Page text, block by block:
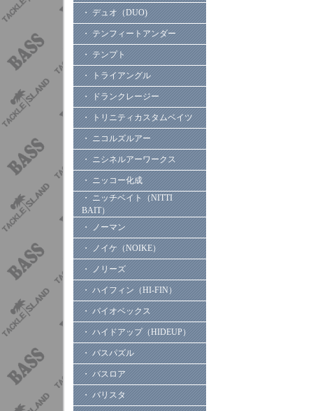
・ デュオ（DUO)
・ テンフィートアンダー
・ テンプト
・ トライアングル
・ ドランクレージー
・ トリニティカスタムベイツ
・ ニコルズルアー
・ ニシネルアーワークス
・ ニッコー化成
・ ニッチベイト（NITTI
BAIT）
・ ノーマン
・ ノイケ（NOIKE）
・ ノリーズ
・ ハイフィン（HI-FIN）
・ バイオベックス
・ ハイドアップ（HIDEUP）
・ バスパズル
・ バスロア
・ バリスタ